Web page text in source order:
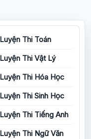
Luyện Thi Toán
Luyện Thi Vật Lý
Luyện Thi Hóa Học
Luyện Thi Sinh Học
Luyện Thi Tiếng Anh
Luyện Thi Ngữ Văn